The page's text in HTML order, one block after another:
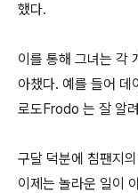
했다.
이를 통해 그녀는 각
아챘다. 예를 들어 데
로도Frodo 는 잘 알
구달 덕분에 침팬지
이제는 놀라운 일이